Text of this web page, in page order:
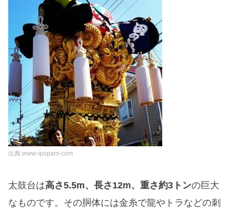
出典:www-ipopam-com
太鼓台は高さ5.5m、長さ12m、重さ約3トンの巨大
なものです。その胴体には金糸で龍やトラなどの刺